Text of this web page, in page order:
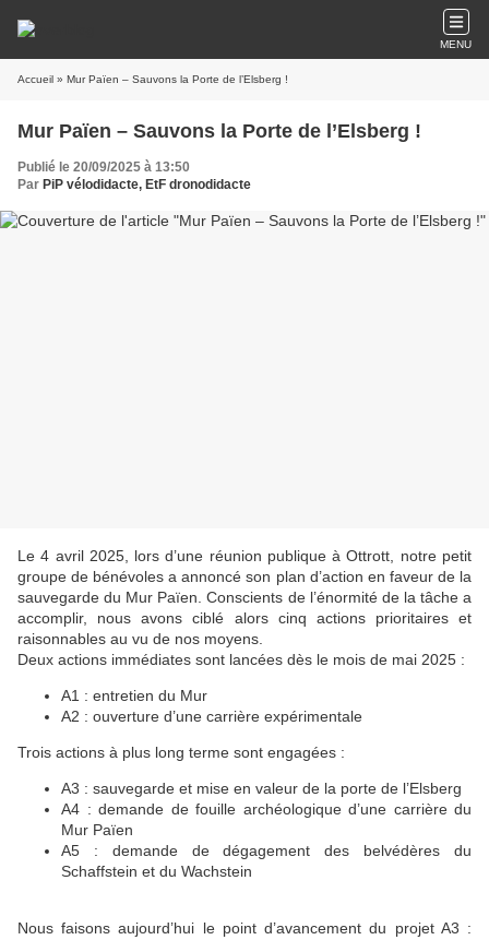
MENU
Accueil » Mur Païen – Sauvons la Porte de l’Elsberg !
Mur Païen – Sauvons la Porte de l’Elsberg !
Publié le 20/09/2025 à 13:50
Par PiP vélodidacte, EtF dronodidacte
Le 4 avril 2025, lors d’une réunion publique à Ottrott, notre petit
groupe de bénévoles a annoncé son plan d’action en faveur de la
sauvegarde du Mur Païen. Conscients de l’énormité de la tâche a
accomplir, nous avons ciblé alors cinq actions prioritaires et
raisonnables au vu de nos moyens.
Deux actions immédiates sont lancées dès le mois de mai 2025 :
A1 : entretien du Mur
A2 : ouverture d’une carrière expérimentale
Trois actions à plus long terme sont engagées :
A3 : sauvegarde et mise en valeur de la porte de l’Elsberg
A4 : demande de fouille archéologique d’une carrière du
Mur Païen
A5 : demande de dégagement des belvédères du
Schaffstein et du Wachstein
Nous faisons aujourd’hui le point d’avancement du projet A3 :